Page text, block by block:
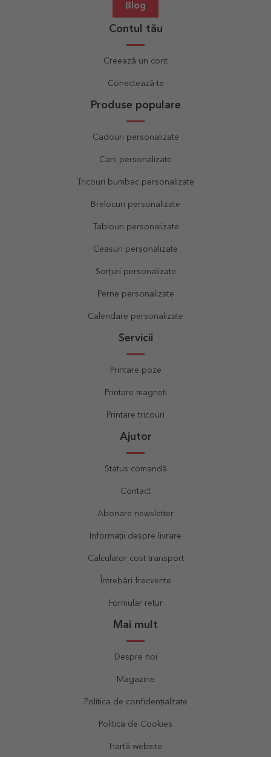
Blog
Contul tău
Creează un cont
Conectează-te
Produse populare
Cadouri personalizate
Cani personalizate
Tricouri bumbac personalizate
Brelocuri personalizate
Tablouri personalizate
Ceasuri personalizate
Sorțuri personalizate
Perne personalizate
Calendare personalizate
Servicii
Printare poze
Printare magneti
Printare tricouri
Ajutor
Status comandă
Contact
Abonare newsletter
Informații despre livrare
Calculator cost transport
Întrebări frecvente
Formular retur
Mai mult
Despre noi
Magazine
Politica de confidențialitate
Politica de Cookies
Hartă website